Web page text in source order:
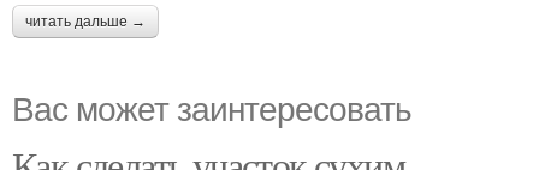
читать дальше →
Вас может заинтересовать